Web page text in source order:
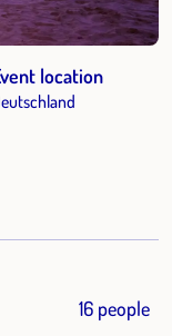
location
16 people